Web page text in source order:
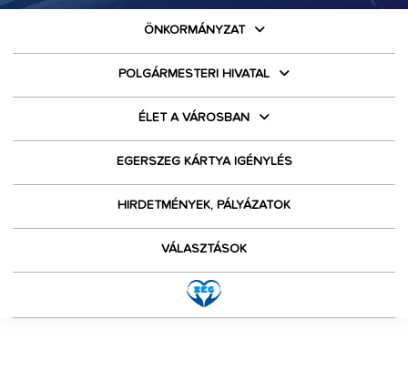
ÖNKORMÁNYZAT
POLGÁRMESTERI HIVATAL
ÉLET A VÁROSBAN
EGERSZEG KÁRTYA IGÉNYLÉS
HIRDETMÉNYEK, PÁLYÁZATOK
VÁLASZTÁSOK